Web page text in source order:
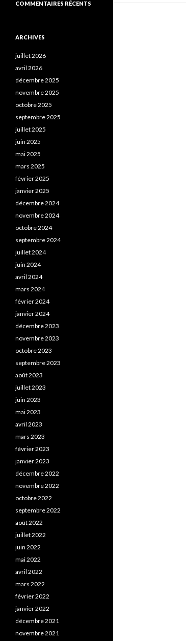
COMMENTAIRES RÉCENTS
ARCHIVES
juillet 2026
avril 2026
décembre 2025
novembre 2025
octobre 2025
septembre 2025
juillet 2025
juin 2025
mai 2025
mars 2025
février 2025
janvier 2025
décembre 2024
novembre 2024
octobre 2024
septembre 2024
juillet 2024
juin 2024
avril 2024
mars 2024
février 2024
janvier 2024
décembre 2023
novembre 2023
octobre 2023
septembre 2023
août 2023
juillet 2023
juin 2023
mai 2023
avril 2023
mars 2023
février 2023
janvier 2023
décembre 2022
novembre 2022
octobre 2022
septembre 2022
août 2022
juillet 2022
juin 2022
mai 2022
avril 2022
mars 2022
février 2022
janvier 2022
décembre 2021
novembre 2021